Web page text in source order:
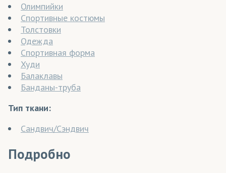
Олимпийки
Спортивные костюмы
Толстовки
Одежда
Спортивная форма
Худи
Балаклавы
Банданы-труба
Тип ткани:
Сандвич/Сэндвич
Подробно